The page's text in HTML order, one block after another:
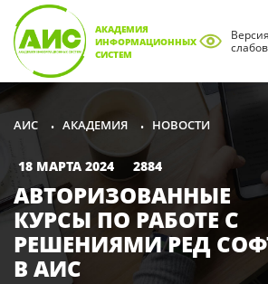
АКАДЕМИЯ
ИНФОРМАЦИОННЫХ
СИСТЕМ
АИС • АКАДЕМИЯ • НОВОСТИ
18 МАРТА 2024 2884
АВТОРИЗОВАННЫЕ
КУРСЫ ПО РАБОТЕ С
РЕШЕНИЯМИ РЕД
В АИС